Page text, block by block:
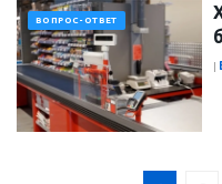
ВОПРОС-ОТВЕТ
|